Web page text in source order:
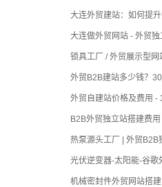
大连外贸建站：如何提升
大连做外贸网站 - 外贸
锁具工厂 / 外贸展示型网
外贸B2B建站多少钱？
外贸自建站价格及费用 -
B2B外贸独立站搭建费
热泵源头工厂 | 外贸B2B
光伏逆变器-太阳能-谷歌
机械密封件外贸网站搭